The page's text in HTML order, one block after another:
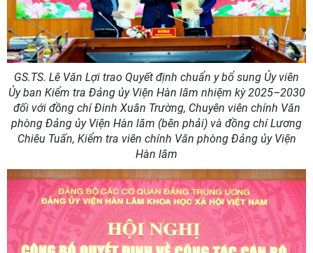
GS.TS. Lê Văn Lợi trao Quyết định chuẩn y bổ sung Ủy viên
Ủy ban Kiểm tra Đảng ủy Viện Hàn lâm nhiệm kỳ 2025–2030
đối với đồng chí Đinh Xuân Trường, Chuyên viên chính Văn
phòng Đảng ủy Viện Hàn lâm (bên phải) và đồng chí Lương
Chiêu Tuấn, Kiểm tra viên chính Văn phòng Đảng ủy Viện
Hàn lâm